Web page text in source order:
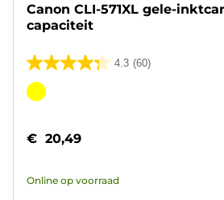
Canon CLI-571XL gele-
capaciteit
4.3 (60)
4.3
van
sterren.
beoordelingen
Kleurencartridge
€ 20,49
Online op voorraad